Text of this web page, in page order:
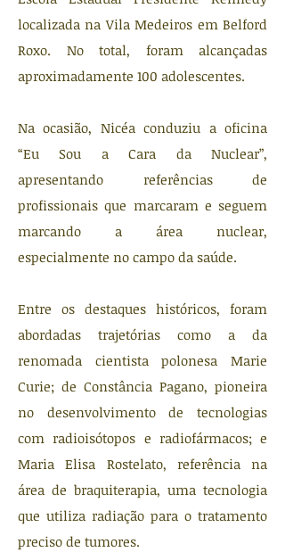
localizada na Vila Medeiros em Belford
Roxo. No total, foram alcançadas
aproximadamente 100 adolescentes.
Na ocasião, Nicéa conduziu a oficina
“Eu Sou a Cara da Nuclear”,
apresentando referências de
profissionais que marcaram e seguem
marcando a área nuclear,
especialmente no campo da saúde.
Entre os destaques históricos, foram
abordadas trajetórias como a da
renomada cientista polonesa Marie
Curie; de Constância Pagano, pioneira
no desenvolvimento de tecnologias
com radioisótopos e radiofármacos; e
Maria Elisa Rostelato, referência na
área de braquiterapia, uma tecnologia
que utiliza radiação para o tratamento
preciso de tumores.